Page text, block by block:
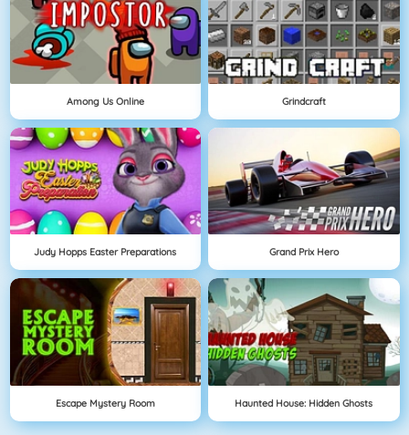
Among Us Online Grindcraft
Judy Hopps Easter Preparations Grand Prix Hero
Escape Mystery Room Haunted House: Hidden Ghosts